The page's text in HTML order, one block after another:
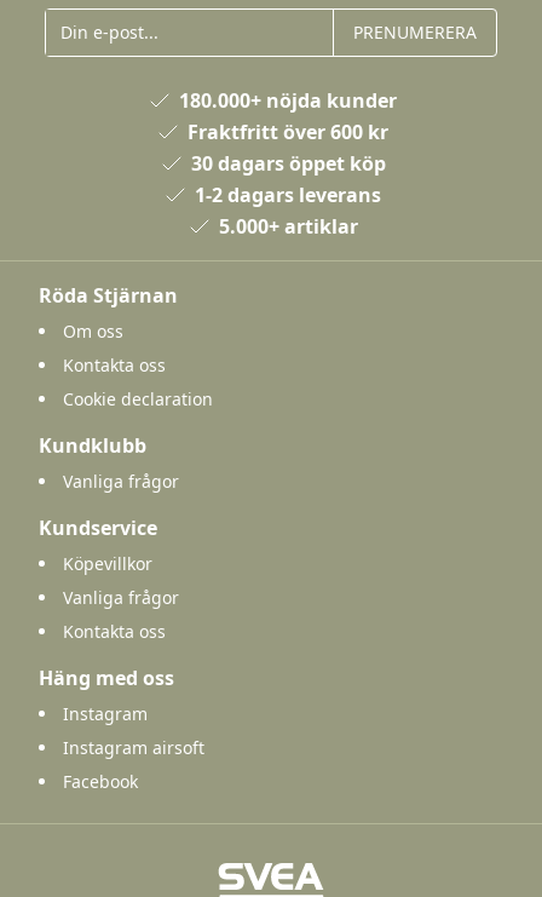
PRENUMERERA
180.000+ nöjda kunder
Fraktfritt över 600 kr
30 dagars öppet köp
1-2 dagars leverans
5.000+ artiklar
Röda Stjärnan
Om oss
Kontakta oss
Cookie declaration
Kundklubb
Vanliga frågor
Kundservice
Köpevillkor
Vanliga frågor
Kontakta oss
Häng med oss
Instagram
Instagram airsoft
Facebook